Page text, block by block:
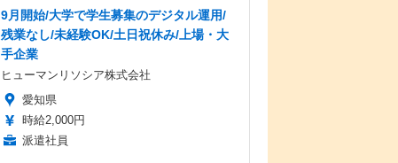
9月開始/大学で学生募集のデジタル運用/
残業なし/未経験OK/土日祝休み/上場・大
手企業
ヒューマンリソシア株式会社
愛知県
時給2,000円
派遣社員